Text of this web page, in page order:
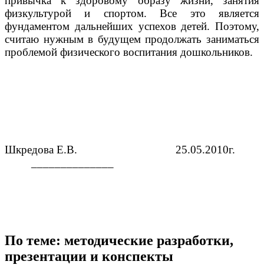
физкультурой и спортом. Все это является
фундаментом дальнейших успехов детей. Поэтому,
считаю нужным в будущем продолжать заниматься
проблемой физического воспитания дошкольников.
Шкредова Е.В. 25.05.2010г.
По теме: методические разработки,
презентации и конспекты